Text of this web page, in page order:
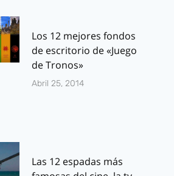
Los 12 mejores fondos
de escritorio de «Juego
de Tronos»
Abril 25, 2014
Las 12 espadas más